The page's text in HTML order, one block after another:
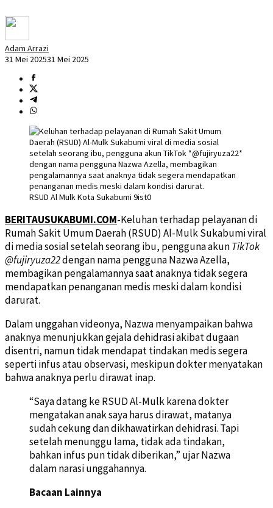
Adam Arrazi
31 Mei 202531 Mei 2025
RSUD Al Mulk Kota Sukabumi 9ist0
BERITAUSUKABUMI.COM-Keluhan terhadap pelayanan di
Rumah Sakit Umum Daerah (RSUD) Al-Mulk Sukabumi viral
di media sosial setelah seorang ibu, pengguna akunTikTok
@fujiryuza22dengan nama pengguna Nazwa Azella,
membagikan pengalamannya saat anaknya tidak segera
mendapatkan penanganan medis meski dalam kondisi
darurat.
Dalam unggahan videonya, Nazwa menyampaikan bahwa
anaknya menunjukkan gejala dehidrasi akibat dugaan
disentri, namun tidak mendapat tindakan medis segera
seperti infus atau observasi, meskipun dokter menyatakan
bahwa anaknya perlu dirawat inap.
“Saya datang ke RSUD Al-Mulk karena dokter
mengatakan anak saya harus dirawat, matanya
sudah cekung dan dikhawatirkan dehidrasi. Tapi
setelah menunggu lama, tidak ada tindakan,
bahkan infus pun tidak diberikan,” ujar Nazwa
dalam narasi unggahannya.
Bacaan Lainnya